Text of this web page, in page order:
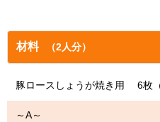
材料 （2人分）
豚ロースしょうが焼き用 6枚（
～A～